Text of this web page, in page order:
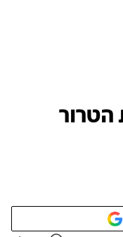
הטרור